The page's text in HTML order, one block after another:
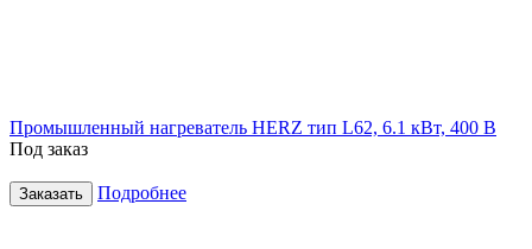
Промышленный нагреватель HERZ тип L62, 6.1 кВт, 400 В
Под заказ
Заказать Подробнее